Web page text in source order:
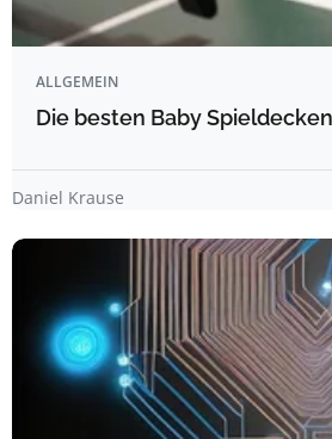
ALLGEMEIN
Die besten Baby
Daniel Krause